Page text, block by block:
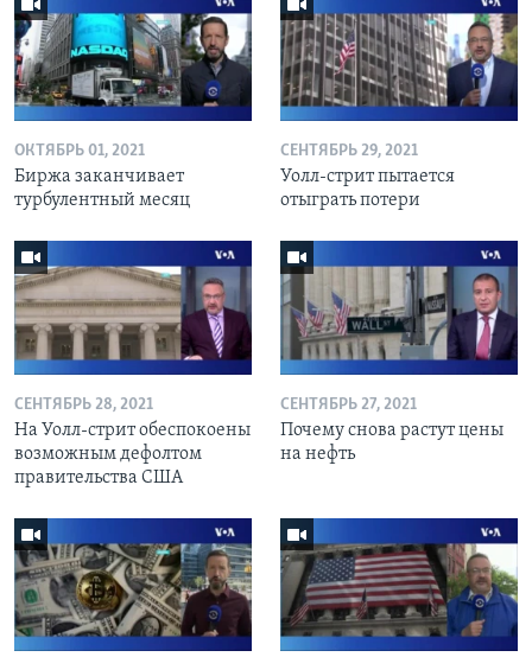
ОКТЯБРЬ 01, 2021
Биржа заканчивает
турбулентный месяц
СЕНТЯБРЬ 29, 2021
Уолл-стрит пытается
отыграть потери
СЕНТЯБРЬ 28, 2021
На Уолл-стрит обеспокоены
возможным дефолтом
правительства США
СЕНТЯБРЬ 27, 2021
Почему снова растут цены
на нефть